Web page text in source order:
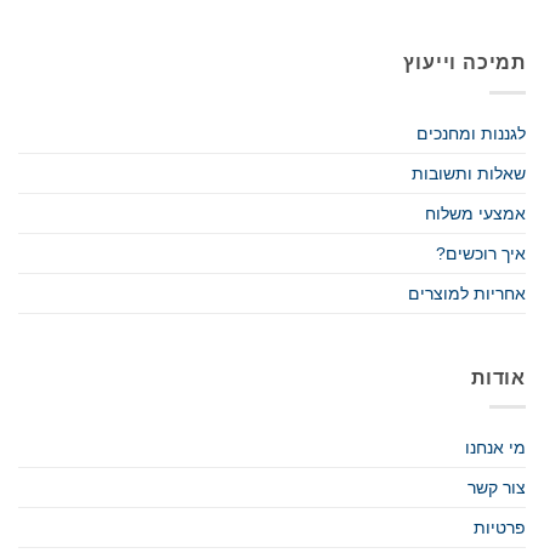
תמיכה וייעוץ
לגננות ומחנכים
שאלות ותשובות
אמצעי משלוח
איך רוכשים?
אחריות למוצרים
אודות
מי אנחנו
צור קשר
פרטיות